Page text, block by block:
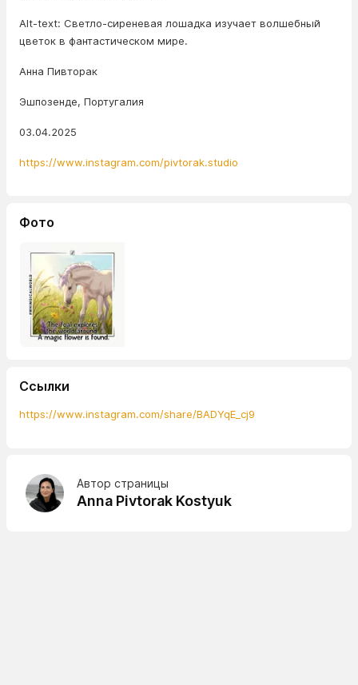
Alt-text: Светло-сиреневая лошадка изучает волшебный
цветок в фантастическом мире.
Анна Пивторак
Эшпозенде, Португалия
03.04.2025
https://www.instagram.com/pivtorak.studio
Фото
Ссылки
https://www.instagram.com/share/BADYqE_cj9
Автор страницы
Anna Pivtorak Kostyuk